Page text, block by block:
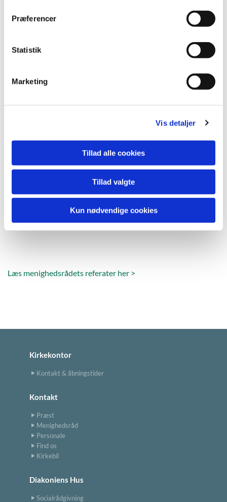
Præferencer
Statistik
Marketing
Vis detaljer
Tillad alle cookies
Tillad valgte
Kun nødvendige cookies
Læs menighedsrådets referater her >
Kirkekontor
Kontakt & åbningstider
Kontakt
Præst
Menighedsråd
Personale
Find os
Kirkebil
Diakoniens Hus
Socialrådgivning